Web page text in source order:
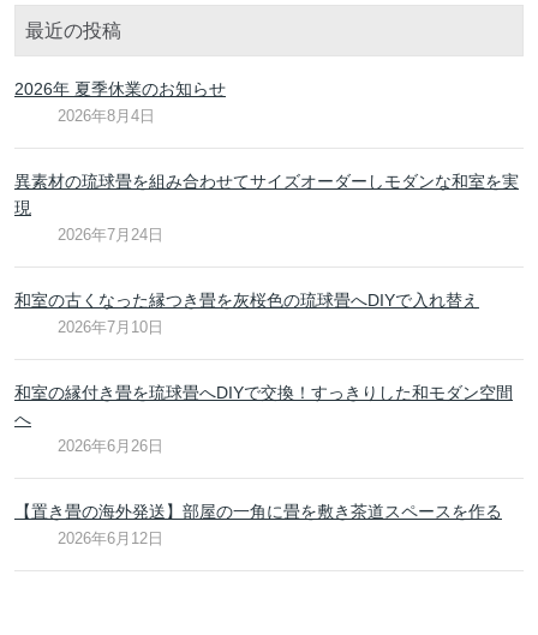
最近の投稿
2026年 夏季休業のお知らせ
2026年8月4日
異素材の琉球畳を組み合わせてサイズオーダーしモダンな和室を実
現
2026年7月24日
和室の古くなった縁つき畳を灰桜色の琉球畳へDIYで入れ替え
2026年7月10日
和室の縁付き畳を琉球畳へDIYで交換！すっきりした和モダン空間
へ
2026年6月26日
【置き畳の海外発送】部屋の一角に畳を敷き茶道スペースを作る
2026年6月12日